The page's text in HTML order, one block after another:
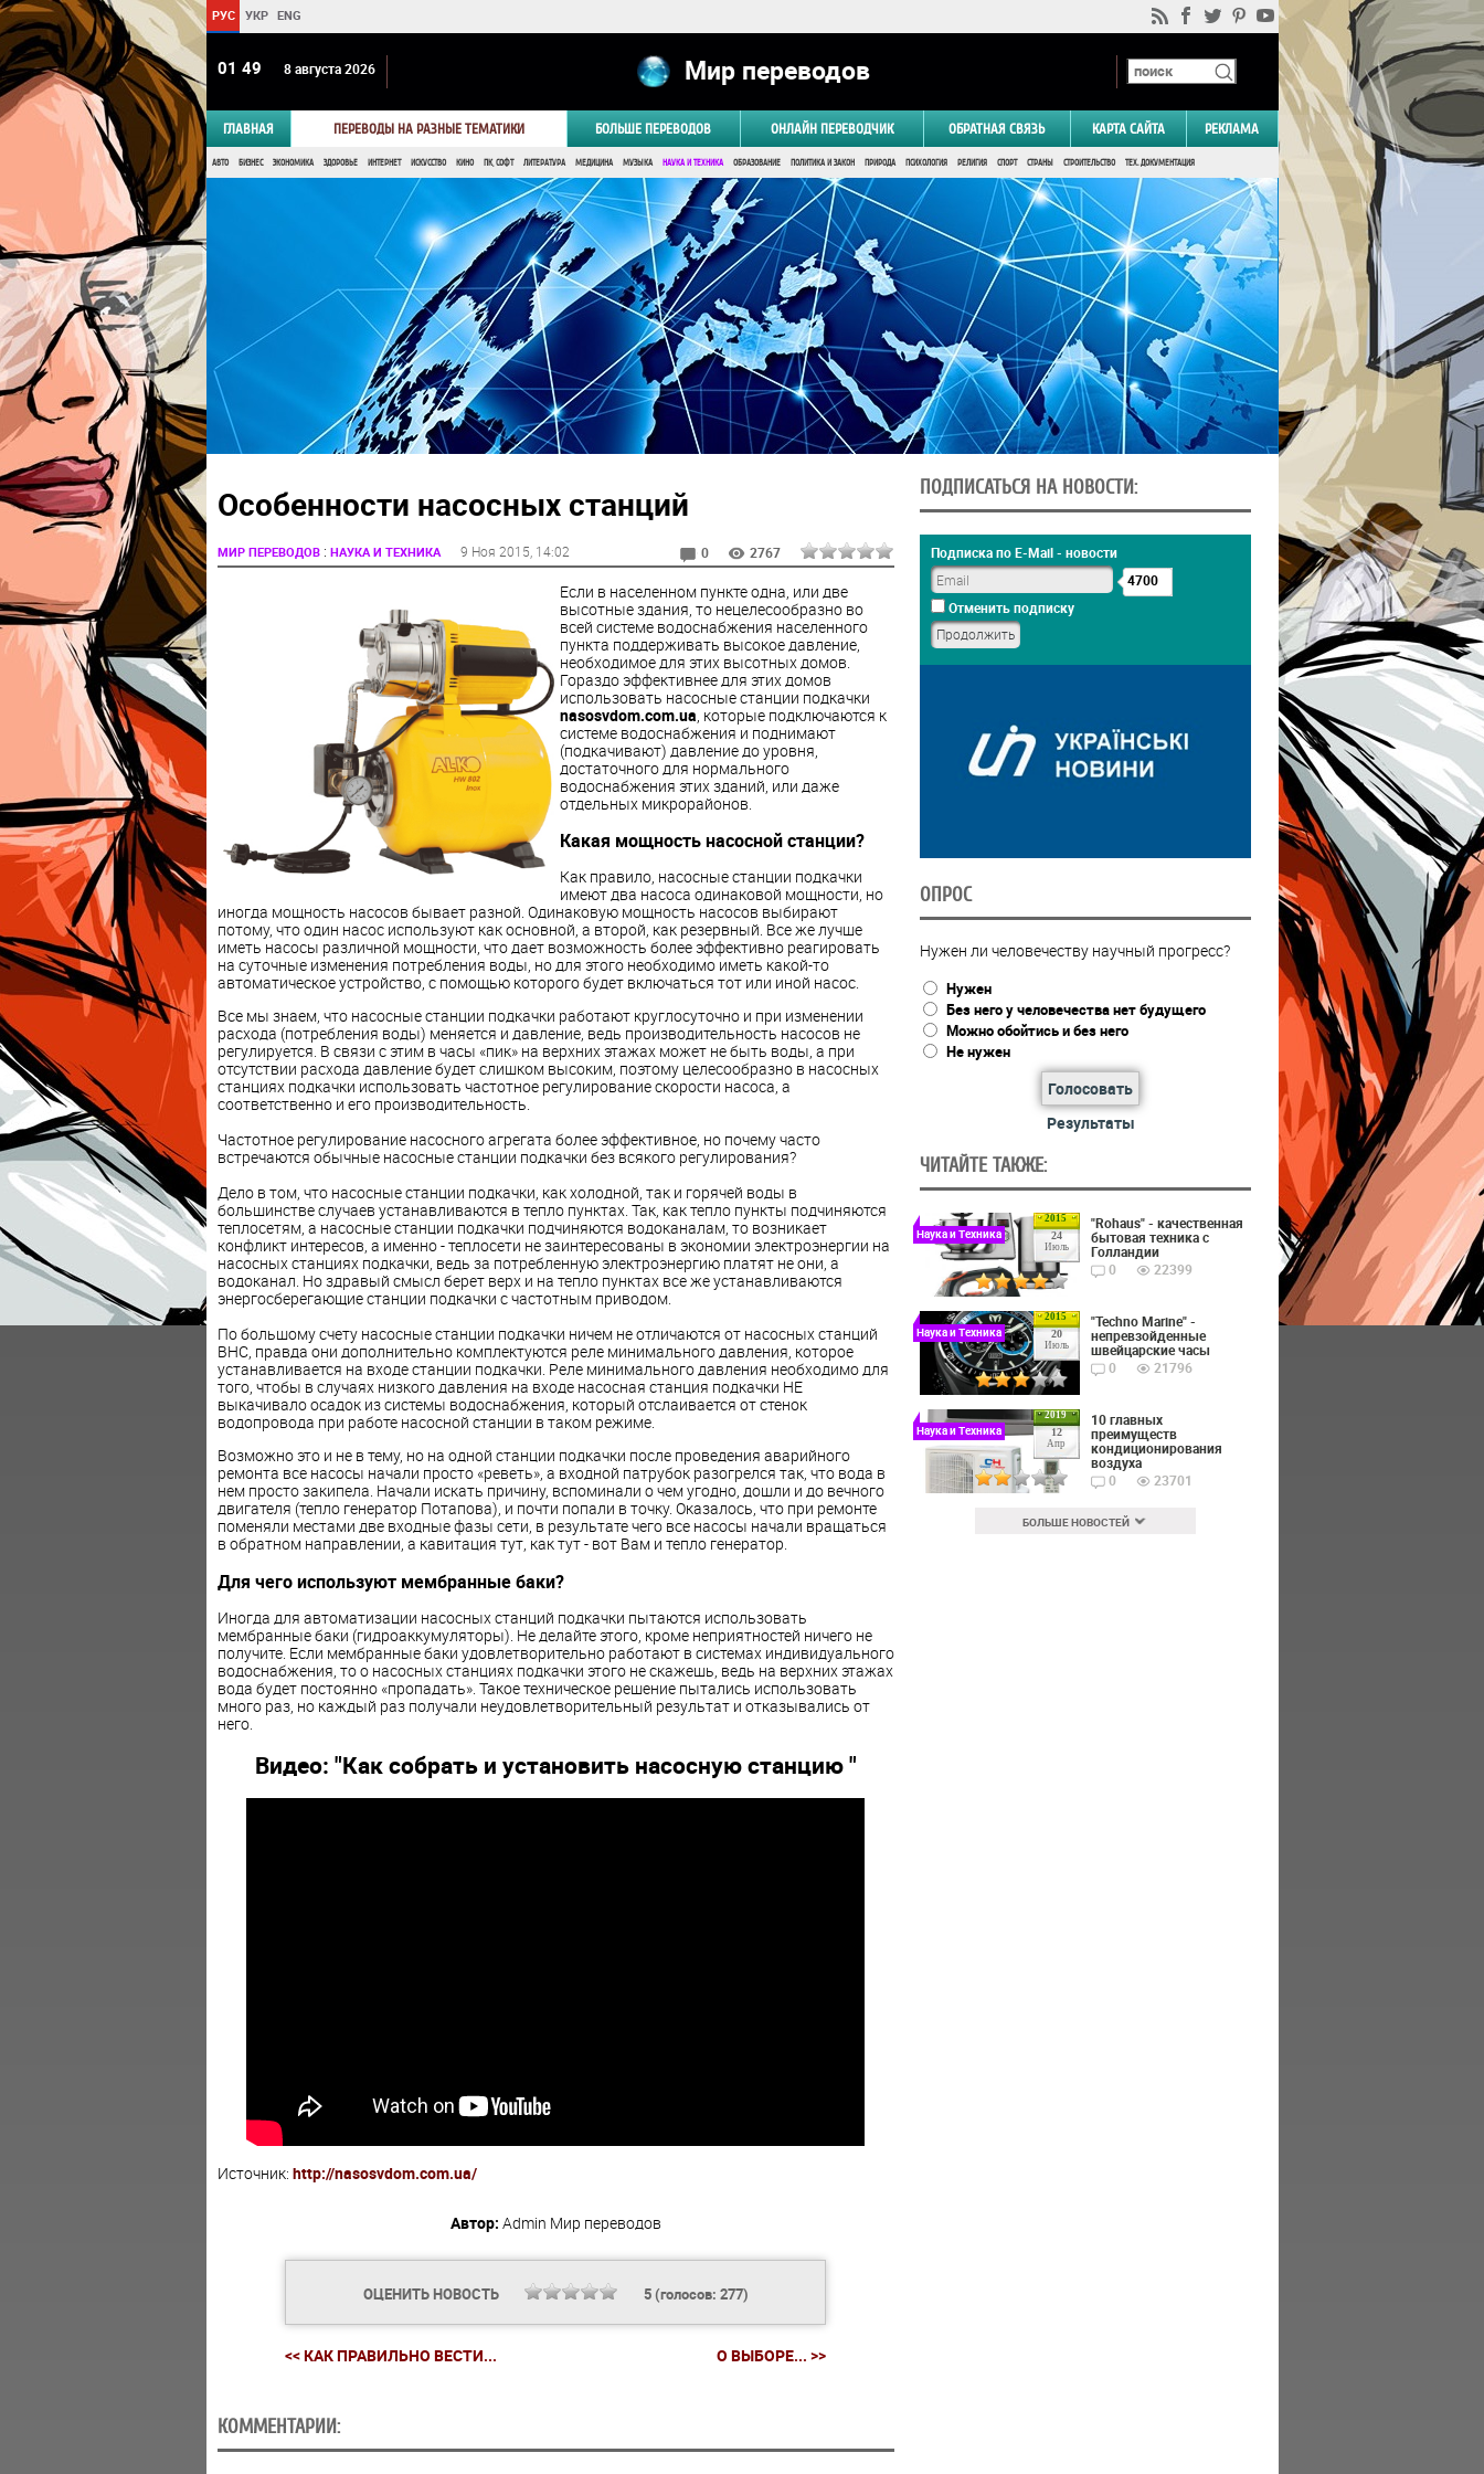
РУС УКР ENG
01:49 8 августа 2026 Мир переводов
ГЛАВНАЯ ПЕРЕВОДЫ НА РАЗНЫЕ ТЕМАТИКИ БОЛЬШЕ ПЕРЕВОДОВ ОНЛАЙН ПЕРЕВОДЧИК ОБРАТНАЯ СВЯЗЬ КАРТА САЙТА РЕКЛАМА
АВТО БИЗНЕС ЭКОНОМИКА ЗДОРОВЬЕ ИНТЕРНЕТ ИСКУССТВО КИНО ПК, СОФТ ЛИТЕРАТУРА МЕДИЦИНА МУЗЫКА НАУКА И ТЕХНИКА ОБРАЗОВАНИЕ ПОЛИТИКА И ЗАКОН ПРИРОДА ПСИХОЛОГИЯ РЕЛИГИЯ СПОРТ СТРАНЫ СТРОИТЕЛЬСТВО ТЕХ. ДОКУМЕНТАЦИЯ
Особенности насосных станций
МИР ПЕРЕВОДОВ: НАУКА И ТЕХНИКА 9 Ноя 2015 , 14:02 0 2767
Если в населенном пункте одна, или две
высотные здания, то нецелесообразно во
всей системе водоснабжения населенного
пункта поддерживать высокое давление,
необходимое для этих высотных домов.
Гораздо эффективнее для этих домов
использовать насосные станции подкачки
nasosvdom.com.ua , которые подключаются к
системе водоснабжения и поднимают
(подкачивают) давление до уровня,
достаточного для нормального
водоснабжения этих зданий, или даже
отдельных микрорайонов.
Какая мощность насосной станции?
Как правило, насосные станции подкачки
имеют два насоса одинаковой мощности, но
иногда мощность насосов бывает разной. Одинаковую мощность насосов выбирают
потому, что один насос используют как основной, а второй, как резервный. Все же лучше
иметь насосы различной мощности, что дает возможность более эффективно реагировать
на суточные изменения потребления воды, но для этого необходимо иметь какой-то
автоматическое устройство, с помощью которого будет включаться тот или иной насос.
Все мы знаем, что насосные станции подкачки работают круглосуточно и при изменении
расхода (потребления воды) меняется и давление, ведь производительность насосов не
регулируется. В связи с этим в часы «пик» на верхних этажах может не быть воды, а при
отсутствии расхода давление будет слишком высоким, поэтому целесообразно в насосных
станциях подкачки использовать частотное регулирование скорости насоса, а
соответственно и его производительность.
Частотное регулирование насосного агрегата более эффективное, но почему часто
встречаются обычные насосные станции подкачки без всякого регулирования?
Дело в том, что насосные станции подкачки, как холодной, так и горячей воды в
большинстве случаев устанавливаются в тепло пунктах. Так, как тепло пункты подчиняются
теплосетям, а насосные станции подкачки подчиняются водоканалам, то возникает
конфликт интересов, а именно - теплосети не заинтересованы в экономии электроэнергии на
насосныхстанциях подкачки, ведь за потребленную электроэнергию платят не они, а
водоканал. Но здравый смысл берет верх и на тепло пунктах все же устанавливаются
энергосберегающие станции подкачки с частотным приводом.
По большому счету насосные станции подкачки ничем не отличаются от насосныхстанций
ВНС, правда они дополнительно комплектуются реле минимального давления, которое
устанавливается на входе станции подкачки. Реле минимального давления необходимо для
того, чтобы в случаях низкого давления на входе насосная станция подкачки НЕ
выкачивало осадок из системы водоснабжения, который отслаивается от стенок
водопровода при работе насосной станции в таком режиме.
Возможно это и не в тему, но на одной станции подкачки после проведения аварийного
ремонта все насосы начали просто «реветь», а входной патрубок разогрелся так, что вода в
нем просто закипела. Начали искать причину, вспоминали о чем угодно, дошли и до вечного
двигателя (тепло генератор Потапова), и почти попали в точку. Оказалось, что при ремонте
поменяли местами две входные фазы сети, в результате чего все насосы начали вращаться
в обратном направлении, а кавитация тут, как тут - вот Вам и тепло генератор.
Для чего используют мембранные баки?
Иногда для автоматизации насосныхстанций подкачки пытаются использовать
мембранные баки (гидроаккумуляторы). Не делайте этого, кроме неприятностей ничего не
получите. Если мембранные баки удовлетворительно работают в системах индивидуального
водоснабжения, то о насосныхстанциях подкачки этого не скажешь, ведь на верхних этажах
вода будет постоянно «пропадать». Такое техническое решение пытались использовать
много раз, но каждый раз получали неудовлетворительный результат и отказывались от
него.
Видео: "Как собрать и установить насосную станцию "
Источник: http://nasosvdom.com.ua/
Автор: Admin Мир переводов
ОЦЕНИТЬ НОВОСТЬ 5(голосов: 277)
<< КАК ПРАВИЛЬНО ВЕСТИ... О ВЫБОРЕ... >>
КОММЕНТАРИИ:
ПОДПИСАТЬСЯ НА НОВОСТИ:
Подписка по E-Mail - новости
4700
Отменить подписку
ОПРОС
Нужен ли человечеству научный прогресс?
Нужен
Без него у человечества нет будущего
Можно обойтись и без него
Не нужен
Голосовать
Результаты
ЧИТАЙТЕ ТАКЖЕ:
2015
24
Июль
Наука и Техника
"Rohaus" - качественная
бытовая техника с
Голландии
0
22399
2015
20
Июль
Наука и Техника
"Techno Marine" -
непревзойденные
швейцарские часы
0
21796
2019
12
Апр
Наука и Техника
10 главных
преимуществ
кондиционирования
воздуха
0
23701
БОЛЬШЕ НОВОСТЕЙ